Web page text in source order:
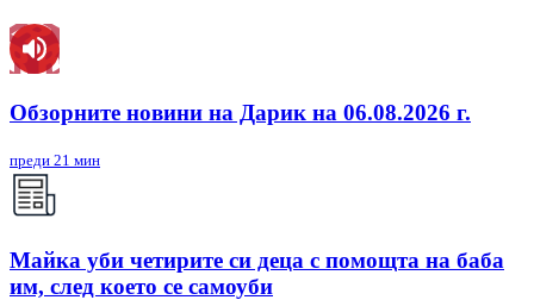
Обзорните новини на Дарик на 06.08.2026 г.
преди 21 мин
Майка уби четирите си деца с помощта на баба
им, след което се самоуби